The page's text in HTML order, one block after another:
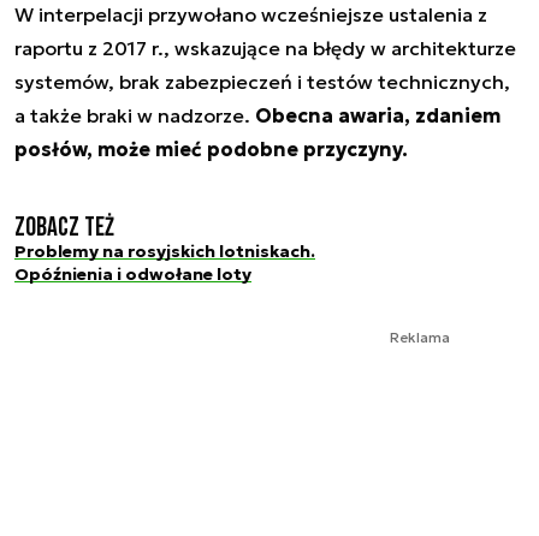
W interpelacji przywołano wcześniejsze ustalenia z
raportu z 2017 r., wskazujące na błędy w architekturze
systemów, brak zabezpieczeń i testów technicznych,
a także braki w nadzorze. Obecna awaria, zdaniem
posłów, może mieć podobne przyczyny.
Zobacz też
Problemy na rosyjskich lotniskach.
Opóźnienia i odwołane loty
Reklama